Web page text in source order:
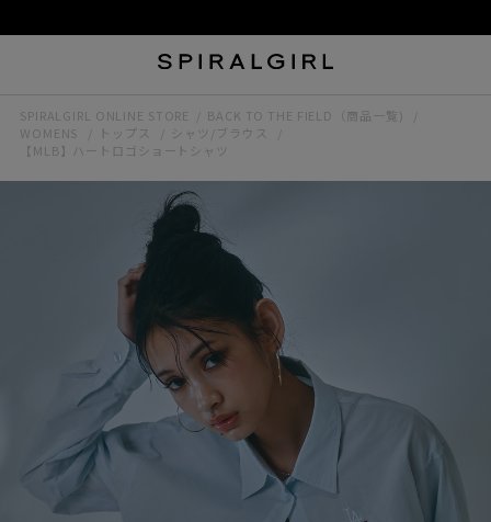
SPIRALGIRL ONLINE STORE
BACK TO THE FIELD（商品一覧)
WOMENS
トップス
シャツ/ブラウス
【MLB】ハートロゴショートシャツ